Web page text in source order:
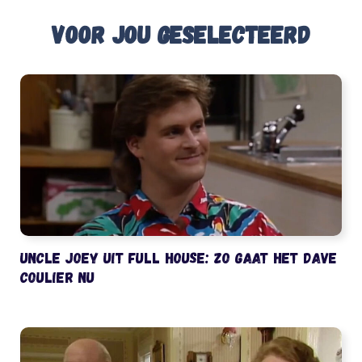
Voor jou geselecteerd
Uncle Joey uit Full House: zo gaat het Dave
Coulier nu